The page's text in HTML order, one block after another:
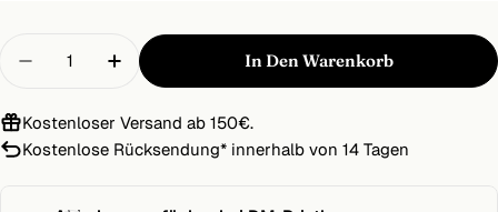
Menge Für Hartschaumplatte (FOAMEX) Mit
Menge Für Hartschaumplatte
In Den Warenkorb
Kostenloser Versand ab 150€.
Kostenlose Rücksendung* innerhalb von 14 Tagen